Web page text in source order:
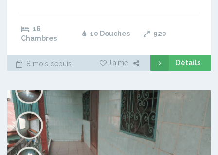
16
Chambres
10 Douches 920
8 mois depuis J'aime Détails